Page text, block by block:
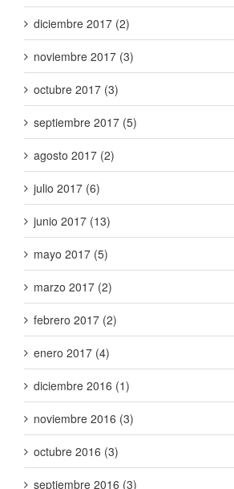
diciembre 2017 (2)
noviembre 2017 (3)
octubre 2017 (3)
septiembre 2017 (5)
agosto 2017 (2)
julio 2017 (6)
junio 2017 (13)
mayo 2017 (5)
marzo 2017 (2)
febrero 2017 (2)
enero 2017 (4)
diciembre 2016 (1)
noviembre 2016 (3)
octubre 2016 (3)
septiembre 2016 (3)